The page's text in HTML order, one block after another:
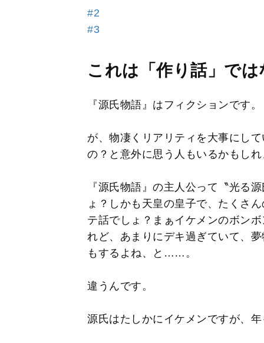
#2
#3
これは「作り話」で
『源氏物語』はフィクションです。
が、物凄くリアリティを大事にし
の？と意外に思う人もいるかもし
『源氏物語』の主人公って〝光る
ょ？しかも天皇の皇子で、たくさ
テ話でしょ？まぁイケメンのボン
れど、あまりにデキ過ぎていて、
もするよね、と……。
違うんです。
源氏はたしかにイケメンですが、